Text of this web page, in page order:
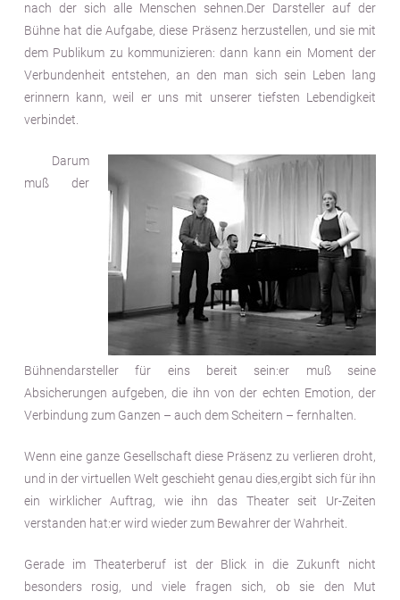
nach der sich alle Menschen sehnen.Der Darsteller auf der
Bühne hat die Aufgabe, diese Präsenz herzustellen, und sie mit
dem Publikum zu kommunizieren: dann kann ein Moment der
Verbundenheit entstehen, an den man sich sein Leben lang
erinnern kann, weil er uns mit unserer tiefsten Lebendigkeit
verbindet.
Darum
muß der
Bühnendarsteller für eins bereit sein:er muß seine
Absicherungen aufgeben, die ihn von der echten Emotion, der
Verbindung zum Ganzen – auch dem Scheitern – fernhalten.
Wenn eine ganze Gesellschaft diese Präsenz zu verlieren droht,
und in der virtuellen Welt geschieht genau dies,ergibt sich für ihn
ein wirklicher Auftrag, wie ihn das Theater seit Ur-Zeiten
verstanden hat:er wird wieder zum Bewahrer der Wahrheit.
Gerade im Theaterberuf ist der Blick in die Zukunft nicht
besonders rosig, und viele fragen sich, ob sie den Mut